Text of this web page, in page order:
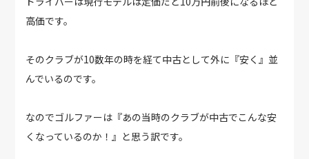
高価です。
そのクラブが10数年の時を経て中古として外に『安く』並
んでいるのです。
なのでゴルファーは『あの当時のクラブが中古でこんな安
くなっているのか！』と思う訳です。